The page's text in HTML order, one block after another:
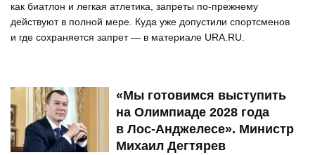
как биатлон и легкая атлетика, запреты по-прежнему
действуют в полной мере. Куда уже допустили спортсменов
и где сохраняется запрет — в материале URA.RU.
«Мы готовимся выступить
на Олимпиаде 2028 года
в Лос‑Анджелесе». Министр
Михаил Дегтярев